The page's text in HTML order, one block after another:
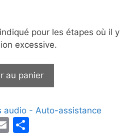
pour les étapes où il y
excessive.
au panier
audio - Auto-assistance
E